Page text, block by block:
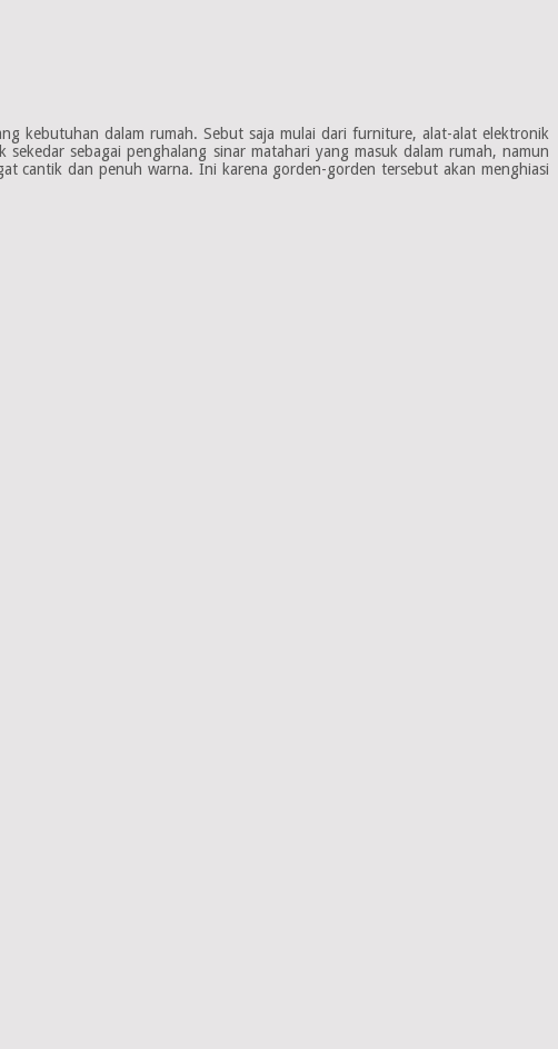
kebutuhan dalam rumah. Sebut saja mulai dari furniture, alat-alat elektronik
sebagai penghalang sinar matahari yang masuk dalam rumah, namun
cantik dan penuh warna. Ini karena gorden-gorden tersebut akan menghiasi